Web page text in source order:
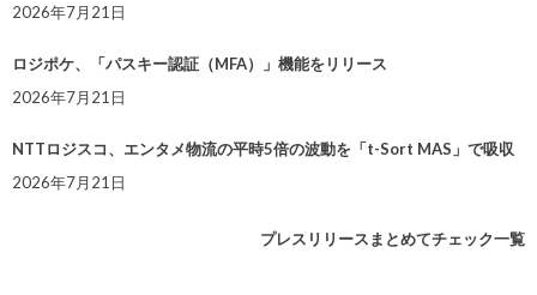
2026年7月21日
ロジポケ、「パスキー認証（MFA）」機能をリリース
2026年7月21日
NTTロジスコ、エンタメ物流の平時5倍の波動を「t-Sort MAS」で吸収
2026年7月21日
プレスリリースまとめてチェック一覧